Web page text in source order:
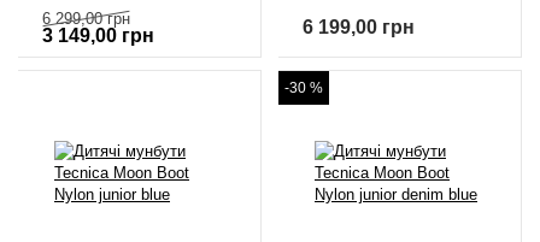
6 299,00 грн
3 149,00 грн 6 199,00 грн
-30 %